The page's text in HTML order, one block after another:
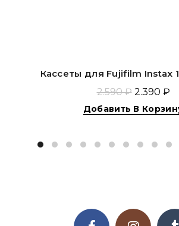
Кассеты для Fujifilm Instax
2.590 ₽ 2.390 ₽
Добавить В